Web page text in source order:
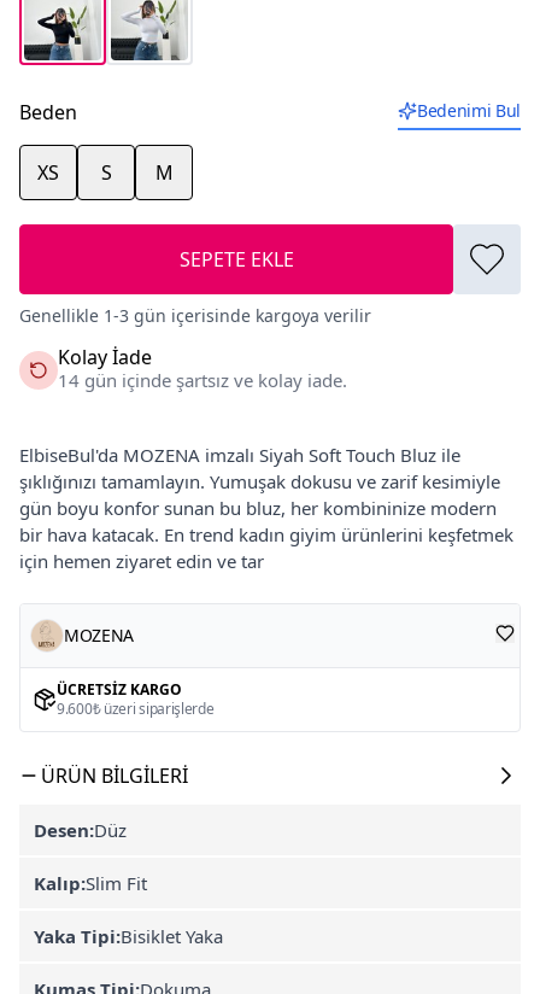
Beden Bedenimi Bul
XS S M
SEPETE EKLE
Genellikle 1-3 gün içerisinde kargoya verilir
Kolay İade
14 gün içinde şartsız ve kolay iade.
ElbiseBul'da MOZENA imzalı Siyah Soft Touch Bluz ile
şıklığınızı tamamlayın. Yumuşak dokusu ve zarif kesimiyle
gün boyu konfor sunan bu bluz, her kombininize modern
bir hava katacak. En trend kadın giyim ürünlerini keşfetmek
için hemen ziyaret edin ve tar
MOZENA
ÜCRETSIZ KARGO
9.600₺ üzeri siparişlerde
ÜRÜN BILGILERI
Desen:Düz
Kalıp:Slim Fit
Yaka Tipi:Bisiklet Yaka
Kumaş Tipi:Dokuma